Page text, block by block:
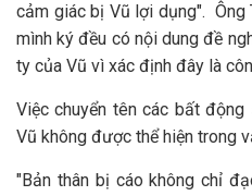
cảm giác bị Vũ lợi dụng". Ông
mình ký đều có nội dung đề
ty của Vũ vì xác định đây là
Việc chuyển tên các bất
Vũ không được thể hiện trong
"Bản thân bị cáo không chỉ